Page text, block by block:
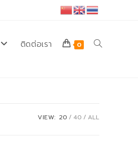
ติดต่อเรา 0 Toggle
search
VIEW: 20 40 ALL